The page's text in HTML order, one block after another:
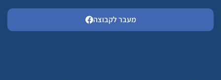
מעבר לקבוצה